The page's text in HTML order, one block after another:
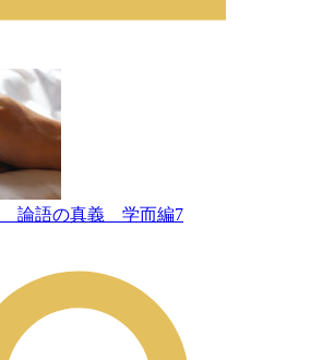
論語の真義 学而編7